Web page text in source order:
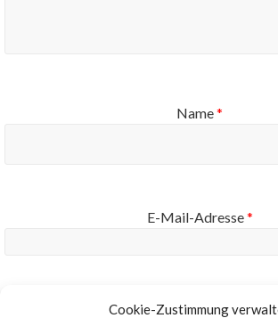
Cookie-Zustimmung
Name*
E-Mail-Adresse*
Website